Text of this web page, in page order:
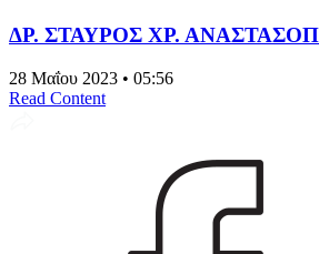
ΔΡ. ΣΤΑΥΡΟΣ ΧΡ.
28 Μαΐου 2023 • 05:56
Read Content